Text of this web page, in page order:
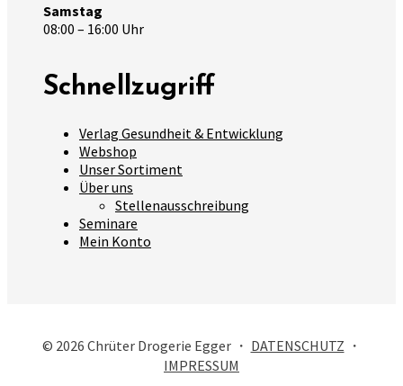
Samstag
08:00 – 16:00 Uhr
Schnellzugriff
Verlag Gesundheit & Entwicklung
Webshop
Unser Sortiment
Über uns
Stellenausschreibung
Seminare
Mein Konto
© 2026 Chrüter Drogerie Egger ・ DATENSCHUTZ ・
IMPRESSUM